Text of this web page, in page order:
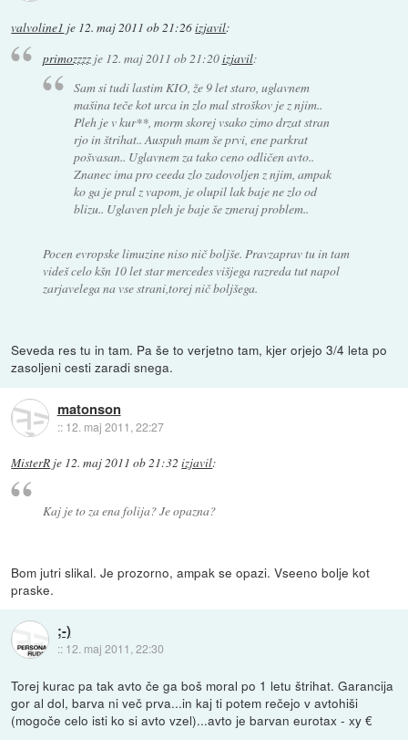
valvoline1 je 12. maj 2011 ob 21:26izjavil:
primozzzzje 12. maj 2011 ob 21:20izjavil:
Sam si tudi lastim KIO, že 9 let staro, uglavnem
mašina teče kot urca in zlo mal stroškov je z njim..
Pleh je v kur**, morm skorej vsako zimo drzat stran
rjo in štrihat.. Auspuh mam še prvi, ene parkrat
pošvasan.. Uglavnem za tako ceno odličen avto..
Znanec ima pro ceeda zlo zadovoljen z njim, ampak
ko ga je pral z vapom, je olupil lak baje ne zlo od
blizu.. Uglaven pleh je baje še zmeraj problem..
Pocen evropske limuzine niso nič boljše. Pravzaprav tu in tam
videš celo kšn 10 let star mercedes višjega razreda tut napol
zarjavelega na vse strani,torej nič boljšega.
Seveda res tu in tam. Pa še to verjetno tam, kjer orjejo 3/4 leta po
zasoljeni cesti zaradi snega.
matonson
:: 12. maj 2011, 22:27
MisterR je 12. maj 2011 ob 21:32 izjavil:
Kaj je to za ena folija? Je opazna?
Bom jutri slikal. Je prozorno, ampak se opazi. Vseeno bolje kot
praske.
;-)
:: 12. maj 2011, 22:30
Torej kurac pa tak avto če ga boš moral po 1 letu štrihat. Garancija
gor al dol, barva ni več prva...in kaj ti potem rečejo v avtohiši
(mogoče celo isti ko si avto vzel)...avto je barvan eurotax - xy €